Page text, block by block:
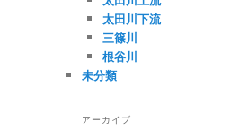
太田川下流
三篠川
根谷川
未分類
アーカイブ